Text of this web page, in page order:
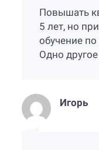
Повышать
5 лет, но
обучение по
Одно
Игорь